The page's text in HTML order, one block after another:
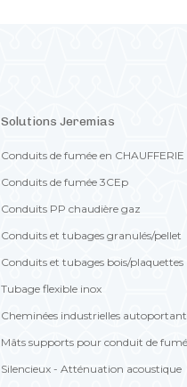
Solutions Jeremias
Conduits de fumée en CHAUFFERIE
Conduits de fumée 3CEp
Conduits PP chaudière gaz
Conduits et tubages granulés/pellet
Conduits et tubages bois/plaquettes
Tubage flexible inox
Cheminées industrielles
Mâts supports pour conduit de
Silencieux - Atténuation acoustique